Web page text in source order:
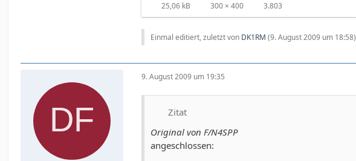
25,06 kB 300 × 400 3.803
Einmal editiert, zuletzt von DK1RM (9. August 2009 um 18:58)
9. August 2009 um 19:35
Zitat
Original von F/N4SPP
angeschlossen: